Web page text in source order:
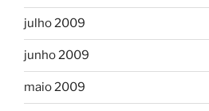
julho 2009
junho 2009
maio 2009